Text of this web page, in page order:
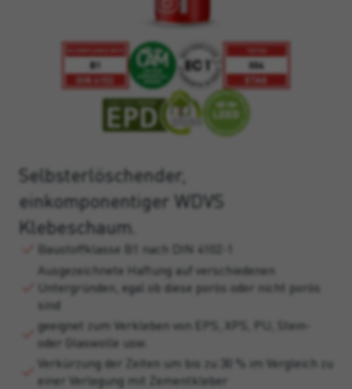
Selbsterlöschender,
einkomponentiger WDVS
Klebeschaum.
Baustoffklasse B1 nach DIN 4102-1
Ausgezeichnete Haftung auf verschiedenen
Untergründen, egal ob diese porös oder nicht porös
sind
geeignet zum Verkleben von EPS, XPS, PU, Stein-
oder Glaswolle usw.
Verkürzung der Zeiten um bis zu 30 % im Vergleich zu
einer Verlegung mit Zementkleber